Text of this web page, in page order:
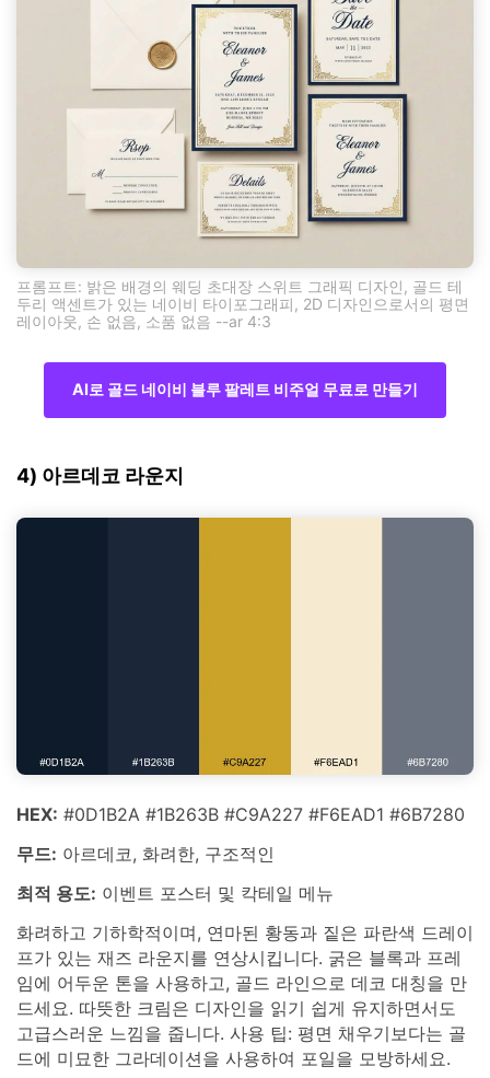
프롬프트: 밝은 배경의 웨딩 초대장 스위트 그래픽 디자인, 골드 테
두리 액센트가 있는 네이비 타이포그래피, 2D 디자인으로서의 평면
레이아웃, 손 없음, 소품 없음 --ar 4:3
AI로 골드 네이비 블루 팔레트 비주얼 무료로 만들기
4) 아르데코 라운지
HEX: #0D1B2A #1B263B #C9A227 #F6EAD1 #6B7280
무드: 아르데코, 화려한, 구조적인
최적 용도: 이벤트 포스터 및 칵테일 메뉴
화려하고 기하학적이며, 연마된 황동과 짙은 파란색 드레이
프가 있는 재즈 라운지를 연상시킵니다. 굵은 블록과 프레
임에 어두운 톤을 사용하고, 골드 라인으로 데코 대칭을 만
드세요. 따뜻한 크림은 디자인을 읽기 쉽게 유지하면서도
고급스러운 느낌을 줍니다. 사용 팁: 평면 채우기보다는 골
드에 미묘한 그라데이션을 사용하여 포일을 모방하세요.